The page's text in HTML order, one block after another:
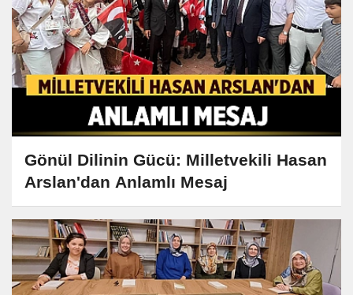
Gönül Dilinin Gücü: Milletvekili Hasan
Arslan'dan Anlamlı Mesaj